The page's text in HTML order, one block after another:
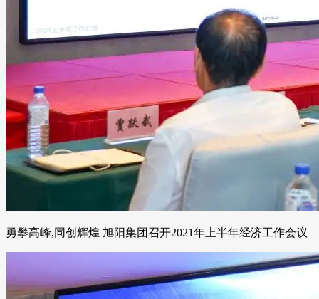
勇攀高峰,同创辉煌 旭阳集团召开2021年上半年经济工作会议